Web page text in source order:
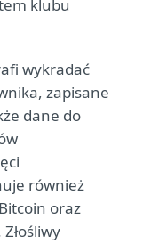
klubu
wykradać
zapisane
dane do
również
oraz